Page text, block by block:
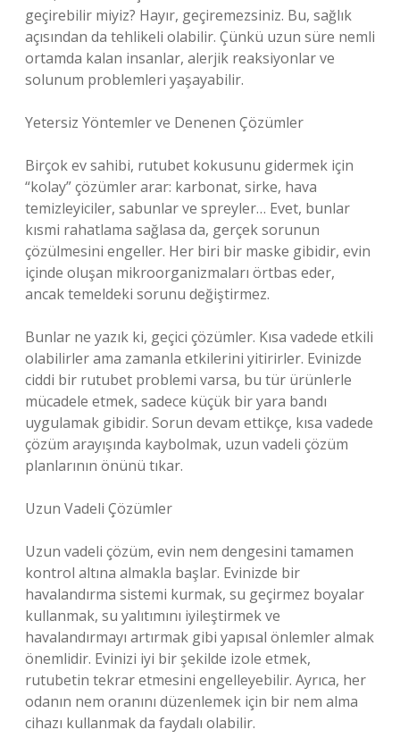
geçirebilir miyiz? Hayır, geçiremezsiniz. Bu, sağlık
açısından da tehlikeli olabilir. Çünkü uzun süre nemli
ortamda kalan insanlar, alerjik reaksiyonlar ve
solunum problemleri yaşayabilir.
Yetersiz Yöntemler ve Denenen Çözümler
Birçok ev sahibi, rutubet kokusunu gidermek için
“kolay” çözümler arar: karbonat, sirke, hava
temizleyiciler, sabunlar ve spreyler… Evet, bunlar
kısmi rahatlama sağlasa da, gerçek sorunun
çözülmesini engeller. Her biri bir maske gibidir, evin
içinde oluşan mikroorganizmaları örtbas eder,
ancak temeldeki sorunu değiştirmez.
Bunlar ne yazık ki, geçici çözümler. Kısa vadede etkili
olabilirler ama zamanla etkilerini yitirirler. Evinizde
ciddi bir rutubet problemi varsa, bu tür ürünlerle
mücadele etmek, sadece küçük bir yara bandı
uygulamak gibidir. Sorun devam ettikçe, kısa vadede
çözüm arayışında kaybolmak, uzun vadeli çözüm
planlarının önünü tıkar.
Uzun Vadeli Çözümler
Uzun vadeli çözüm, evin nem dengesini tamamen
kontrol altına almakla başlar. Evinizde bir
havalandırma sistemi kurmak, su geçirmez boyalar
kullanmak, su yalıtımını iyileştirmek ve
havalandırmayı artırmak gibi yapısal önlemler almak
önemlidir. Evinizi iyi bir şekilde izole etmek,
rutubetin tekrar etmesini engelleyebilir. Ayrıca, her
odanın nem oranını düzenlemek için bir nem alma
cihazı kullanmak da faydalı olabilir.